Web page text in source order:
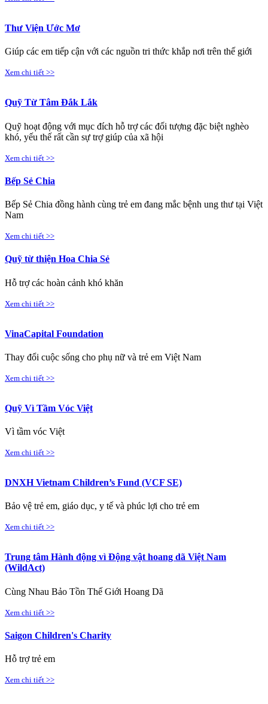
Thư Viện Ước Mơ
Giúp các em tiếp cận với các nguồn tri thức khắp nơi trên thế giới
Xem chi tiết >>
Quỹ Từ Tâm Đắk Lắk
Quỹ hoạt động với mục đích hỗ trợ các đối tượng đặc biệt nghèo
khó, yếu thế rất cần sự trợ giúp của xã hội
Xem chi tiết >>
Bếp Sẻ Chia
Bếp Sẻ Chia đồng hành cùng trẻ em đang mắc bệnh ung thư tại Việt
Nam
Xem chi tiết >>
Quỹ từ thiện Hoa Chia Sẻ
Hỗ trợ các hoàn cảnh khó khăn
Xem chi tiết >>
VinaCapital Foundation
Thay đổi cuộc sống cho phụ nữ và trẻ em Việt Nam
Xem chi tiết >>
Quỹ Vì Tầm Vóc Việt
Vì tầm vóc Việt
Xem chi tiết >>
DNXH Vietnam Children’s Fund (VCF SE)
Bảo vệ trẻ em, giáo dục, y tế và phúc lợi cho trẻ em
Xem chi tiết >>
Trung tâm Hành động vì Động vật hoang dã Việt Nam
(WildAct)
Cùng Nhau Bảo Tồn Thế Giới Hoang Dã
Xem chi tiết >>
Saigon Children's Charity
Hỗ trợ trẻ em
Xem chi tiết >>